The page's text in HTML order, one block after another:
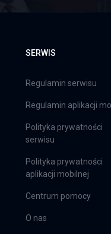
SERWIS
Regulamin serwisu
Regulamin aplikacji
Polityka prywatności
serwisu
Polityka prywatności
aplikacji mobilnej
Centrum pomocy
O nas